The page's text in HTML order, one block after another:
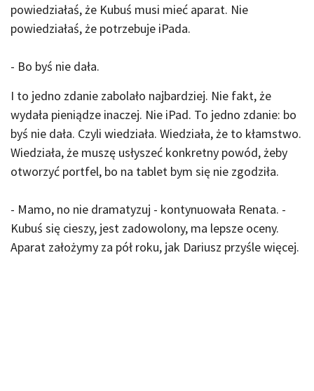
powiedziałaś, że Kubuś musi mieć aparat. Nie
powiedziałaś, że potrzebuje iPada.
- Bo byś nie dała.
I to jedno zdanie zabolało najbardziej. Nie fakt, że
wydała pieniądze inaczej. Nie iPad. To jedno zdanie: bo
byś nie dała. Czyli wiedziała. Wiedziała, że to kłamstwo.
Wiedziała, że muszę usłyszeć konkretny powód, żeby
otworzyć portfel, bo na tablet bym się nie zgodziła.
- Mamo, no nie dramatyzuj - kontynuowała Renata. -
Kubuś się cieszy, jest zadowolony, ma lepsze oceny.
Aparat założymy za pół roku, jak Dariusz przyśle więcej.